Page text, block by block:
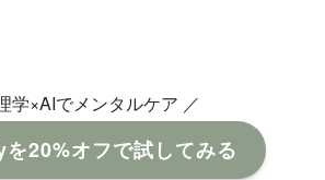
学×AIでメンタルケア ／
20%オフで試してみる